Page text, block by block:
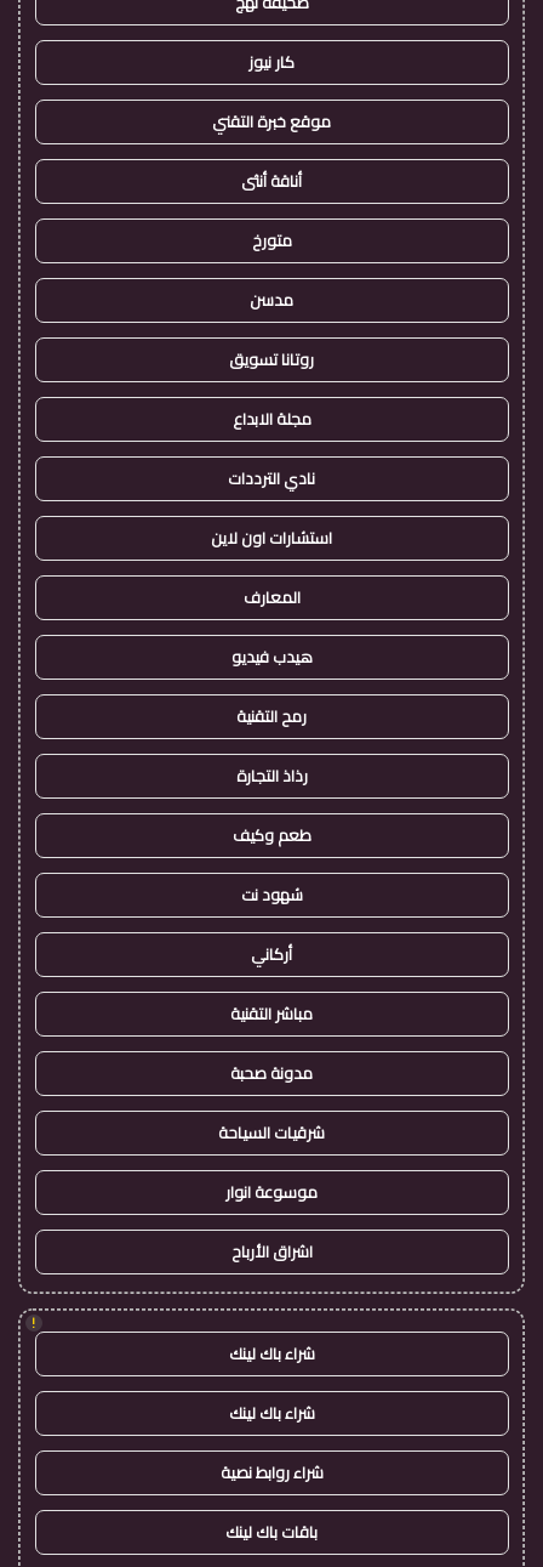
كار نيوز
موقع خبرة التقني
أناقة أنثى
متورخ
مدسن
روتانا تسويق
مجلة الابداع
نادي الترددات
استشارات اون لاين
المعارف
هيدب فيديو
رمح التقنية
رذاذ التجارة
طعم وكيف
شهود نت
أركاني
مباشر التقنية
مدونة صحبة
شرقيات السياحة
موسوعة انوار
اشراق الأرباح
!
شراء باك لينك
شراء باك لينك
شراء روابط نصية
باقات باك لينك